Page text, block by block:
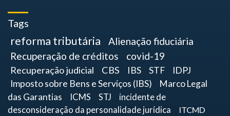
Tags
reforma tributária
Alienação fiduciária
Recuperação de créditos
covid-19
Recuperação judicial CBS IBS STF
IDPJ
Imposto sobre Bens e Serviços (IBS)
Marco Legal
das Garantias
ICMS STJ
incidente de
desconsideração da personalidade jurídica
ITCMD